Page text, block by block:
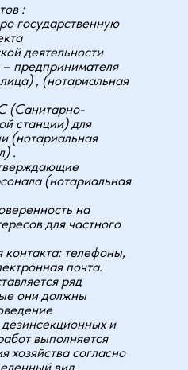
:
государственную
деятельности
предпринимателя
, (нотариальная
(Санитарно-
станции) для
(нотариальная
.
(нотариальная
на
для частного
телефоны,
почта.
ряд
они должны
и
выполняется
хозяйства согласно
вид